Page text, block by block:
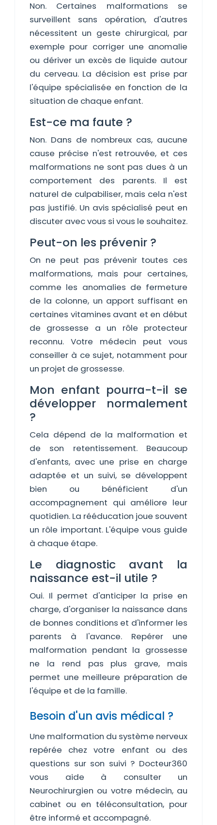
Non. Certaines malformations se
surveillent sans opération, d'autres
nécessitent un geste chirurgical, par
exemple pour corriger une anomalie
ou dériver un excès de liquide autour
du cerveau. La décision est prise par
l'équipe spécialisée en fonction de la
situation de chaque enfant.
Est-ce ma faute ?
Non. Dans de nombreux cas, aucune
cause précise n'est retrouvée, et ces
malformations ne sont pas dues à un
comportement des parents. Il est
naturel de culpabiliser, mais cela n'est
pas justifié. Un avis spécialisé peut en
discuter avec vous si vous le souhaitez.
Peut-on les prévenir ?
On ne peut pas prévenir toutes ces
malformations, mais pour certaines,
comme les anomalies de fermeture
de la colonne, un apport suffisant en
certaines vitamines avant et en début
de grossesse a un rôle protecteur
reconnu. Votre médecin peut vous
conseiller à ce sujet, notamment pour
un projet de grossesse.
Mon enfant pourra-t-il se
développer normalement
?
Cela dépend de la malformation et
de son retentissement. Beaucoup
d'enfants, avec une prise en charge
adaptée et un suivi, se développent
bien ou bénéficient d'un
accompagnement qui améliore leur
quotidien. La rééducation joue souvent
un rôle important. L'équipe vous guide
à chaque étape.
Le diagnostic avant la
naissance est-il utile ?
Oui. Il permet d'anticiper la prise en
charge, d'organiser la naissance dans
de bonnes conditions et d'informer les
parents à l'avance. Repérer une
malformation pendant la grossesse
ne la rend pas plus grave, mais
permet une meilleure préparation de
l'équipe et de la famille.
Besoin d'un avis médical ?
Une malformation du système nerveux
repérée chez votre enfant ou des
questions sur son suivi ? Docteur360
vous aide à consulter un
Neurochirurgien ou votre médecin, au
cabinet ou en téléconsultation, pour
être informé et accompagné.